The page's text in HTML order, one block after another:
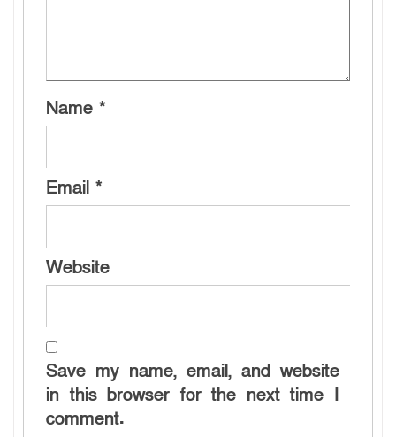
Name *
Email *
Website
Save my name, email, and website
in this browser for the next time I
comment.